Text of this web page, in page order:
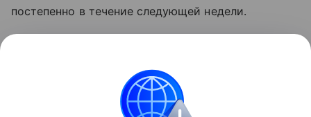
постепенно в течение следующей недели.
колонку размером с хоккейную шайбу.